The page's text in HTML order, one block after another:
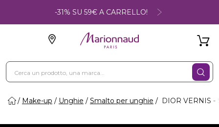
-31% SU 59€ A CARRELLO!
Make-up Unghie Smalto per unghie DIOR VERNIS